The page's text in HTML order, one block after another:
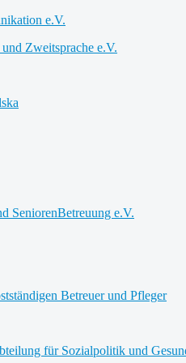
e.V.
Zweitsprache e.V.
SeniorenBetreuung e.V.
Betreuer und Pfleger
für Sozialpolitik und